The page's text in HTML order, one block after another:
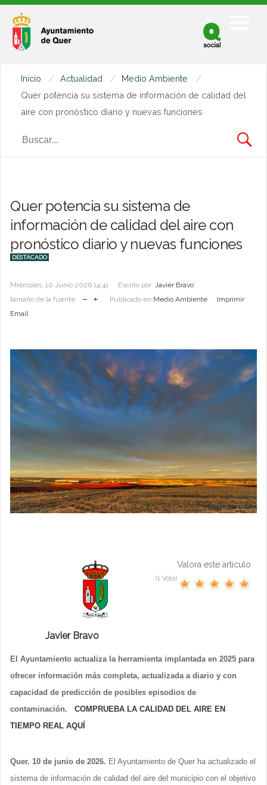
Inicio Actualidad
Medio Ambiente
Quer potencia su sistema de información de calidad del
aire con pronóstico diario y nuevas funciones
Quer potencia su sistema de
información de calidad del aire con
pronóstico diario y nuevas funciones
DESTACADO
Miércoles, 10 Junio 2026 14:41 Escrito por
Javier Bravo
tamaño de la fuente
Publicado en Medio Ambiente
Imprimir
Email
Javier Bravo
Valora este artículo
(1 Voto)
El Ayuntamiento actualiza la herramienta implantada en 2025 para
ofrecer información más completa, actualizada a diario y con
capacidad de predicción de posibles episodios de
contaminación.
COMPRUEBA LA CALIDAD DEL AIRE EN
TIEMPO REAL AQUÍ
Quer. 10 de junio de 2026. El Ayuntamiento de Quer ha actualizado el
sistema de información de calidad del aire del municipio con el objetivo